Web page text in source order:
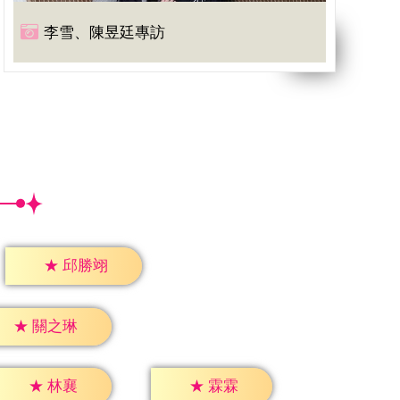
李雪、陳昱廷專訪
★ 邱勝翊
★ 關之琳
★ 林襄 ★ 霖霖